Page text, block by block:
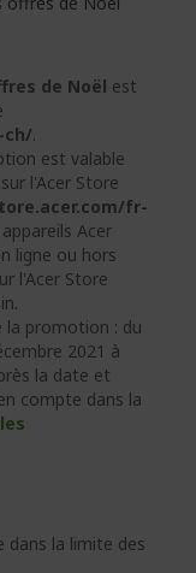
de Noël est
.
est valable
l'Acer Store
fr-
Acer
ligne ou hors
l'Acer Store
la promotion : du
2021 à
la date et
compte dans la
dans la limite des